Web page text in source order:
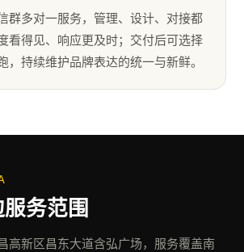
群多对一服务，管理、设计、对接都
看得见、响应更及时；交付后可选择
，持续维护品牌表达的统一与新鲜。
务范围
高新区昌东大道含弘广场，服务覆盖南